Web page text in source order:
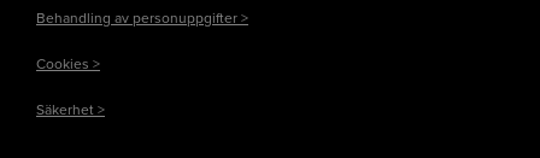
Behandling av personuppgifter >
Cookies >
Säkerhet >